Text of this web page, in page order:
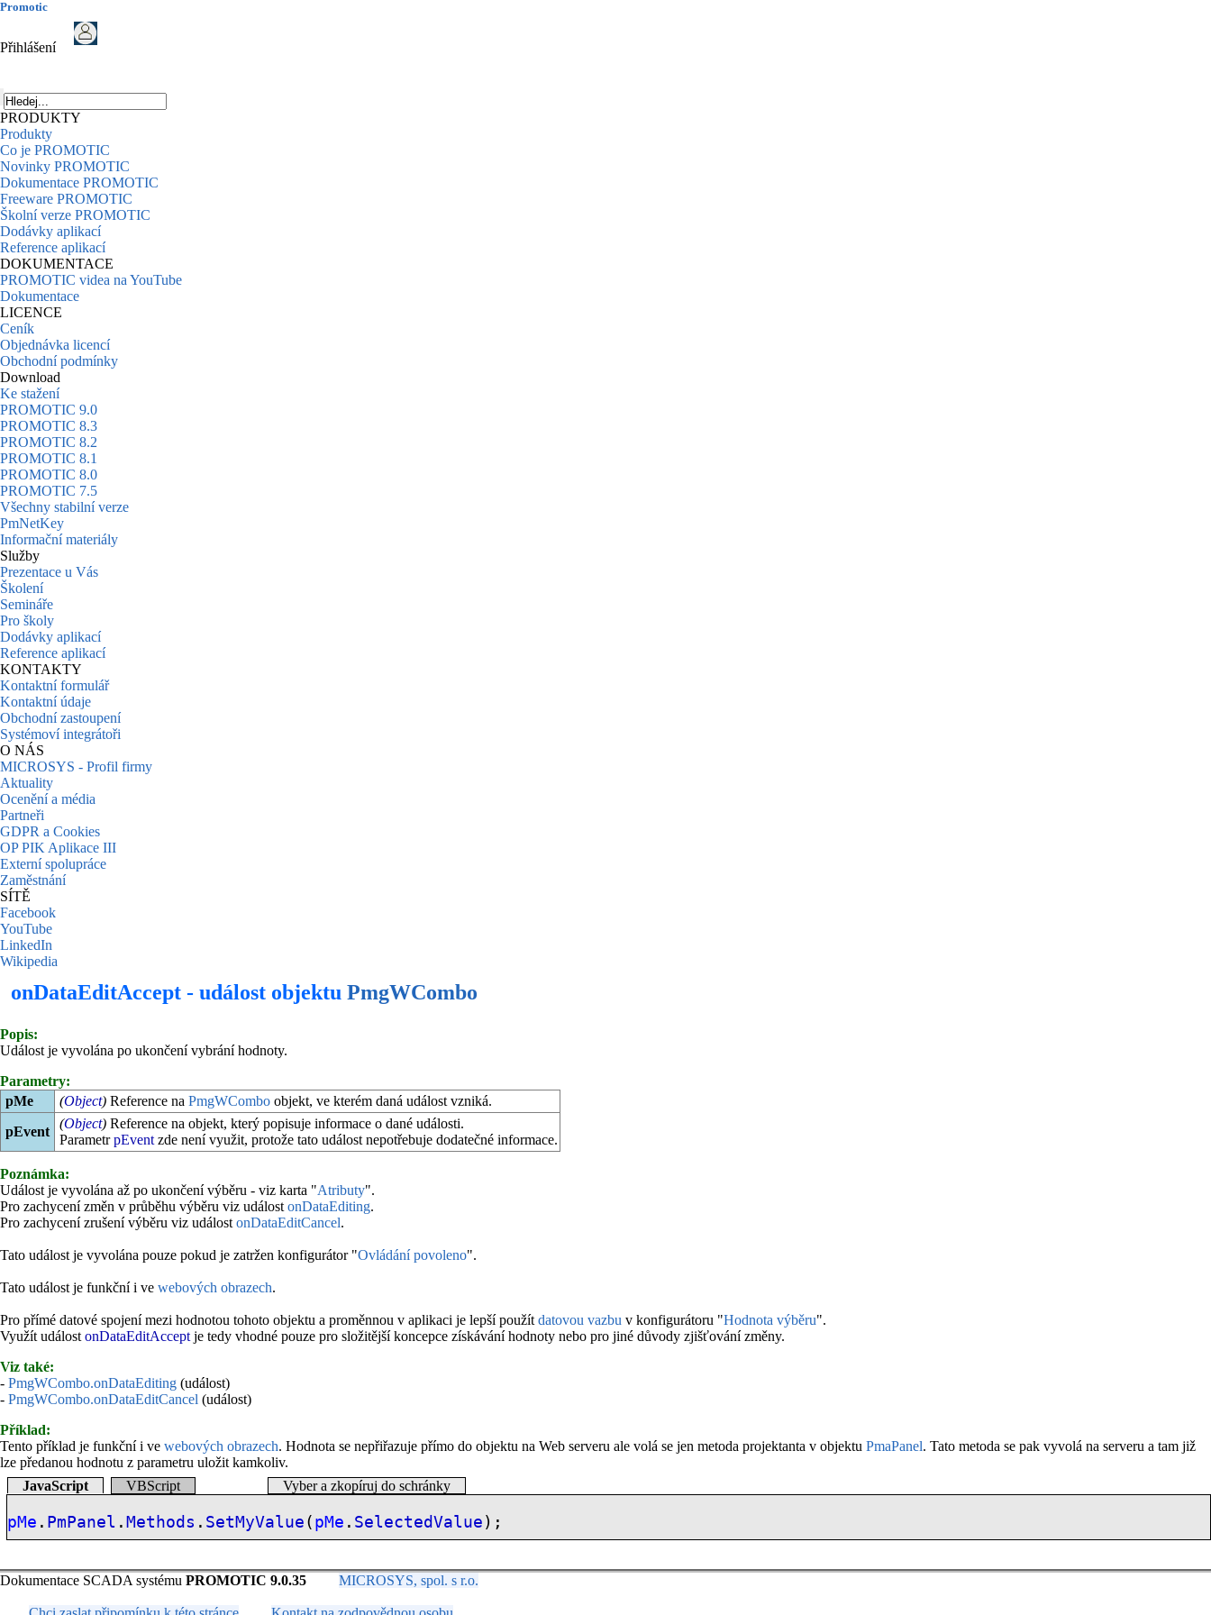
Promotic
Přihlášení
PRODUKTY
Produkty
Co je PROMOTIC
Novinky PROMOTIC
Dokumentace PROMOTIC
Freeware PROMOTIC
Školní verze PROMOTIC
Dodávky aplikací
Reference aplikací
DOKUMENTACE
PROMOTIC videa na YouTube
Dokumentace
LICENCE
Ceník
Objednávka licencí
Obchodní podmínky
Download
Ke stažení
PROMOTIC 9.0
PROMOTIC 8.3
PROMOTIC 8.2
PROMOTIC 8.1
PROMOTIC 8.0
PROMOTIC 7.5
Všechny stabilní verze
PmNetKey
Informační materiály
Služby
Prezentace u Vás
Školení
Semináře
Pro školy
Dodávky aplikací
Reference aplikací
KONTAKTY
Kontaktní formulář
Kontaktní údaje
Obchodní zastoupení
Systémoví integrátoři
O NÁS
MICROSYS - Profil firmy
Aktuality
Ocenění a média
Partneři
GDPR a Cookies
OP PIK Aplikace III
Externí spolupráce
Zaměstnání
SÍTĚ
Facebook
YouTube
LinkedIn
Wikipedia
onDataEditAccept - událost objektu PmgWCombo
Popis:
Událost je vyvolána po ukončení vybrání hodnoty.
Parametry:
pMe
(Object)Reference na PmgWComboobjekt, ve kterém daná událost vzniká.
pEvent
(Object)Reference na objekt, který popisuje informace o dané události.
ParametrpEventzde není využit, protože tato událost nepotřebuje dodatečné informace.
Poznámka:
Událost je vyvolána až po ukončení výběru - viz karta "Atributy".
Pro zachycení změn v průběhu výběru viz událost onDataEditing.
Pro zachycení zrušení výběru viz událost onDataEditCancel.
Tato událost je vyvolána pouze pokud je zatržen konfigurátor "Ovládání povoleno".
Tato událost je funkční i ve webových obrazech.
Pro přímé datové spojení mezi hodnotou tohoto objektu a proměnnou v aplikaci je lepší použít datovou vazbu v konfigurátoru "Hodnota výběru".
Využít událost onDataEditAccept je tedy vhodné pouze pro složitější koncepce získávání hodnoty nebo pro jiné důvody zjišťování změny.
Viz také:
- PmgWCombo.onDataEditing (událost)
- PmgWCombo.onDataEditCancel (událost)
Příklad:
Tento příklad je funkční i ve webových obrazech. Hodnota se nepřiřazuje přímo do objektu na Web serveru ale volá se jen metoda projektanta v objektu PmaPanel. Tato metoda se pak vyvolá na serveru a tam již
lze předanou hodnotu z parametru uložit kamkoliv.
JavaScript
VBScript Vyber a zkopíruj do schránky
pMe . PmPanel . Methods . SetMyValue ( pMe . SelectedValue );
Dokumentace SCADA systému PROMOTIC 9.0.35 MICROSYS, spol. s r.o.